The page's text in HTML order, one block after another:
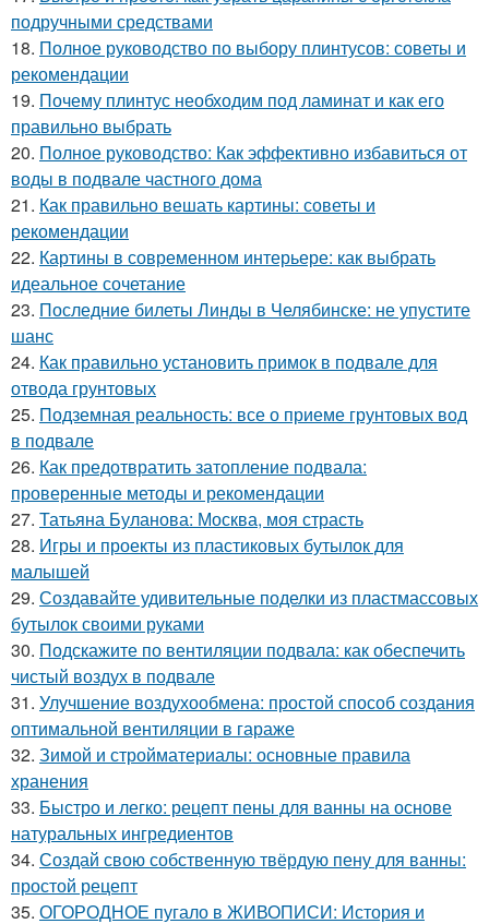
подручными средствами
18. Полное руководство по выбору плинтусов: советы и
рекомендации
19. Почему плинтус необходим под ламинат и как его
правильно выбрать
20. Полное руководство: Как эффективно избавиться от
воды в подвале частного дома
21. Как правильно вешать картины: советы и
рекомендации
22. Картины в современном интерьере: как выбрать
идеальное сочетание
23. Последние билеты Линды в Челябинске: не упустите
шанс
24. Как правильно установить примок в подвале для
отвода грунтовых
25. Подземная реальность: все о приеме грунтовых вод
в подвале
26. Как предотвратить затопление подвала:
проверенные методы и рекомендации
27. Татьяна Буланова: Москва, моя страсть
28. Игры и проекты из пластиковых бутылок для
малышей
29. Создавайте удивительные поделки из пластмассовых
бутылок своими руками
30. Подскажите по вентиляции подвала: как обеспечить
чистый воздух в подвале
31. Улучшение воздухообмена: простой способ создания
оптимальной вентиляции в гараже
32. Зимой и стройматериалы: основные правила
хранения
33. Быстро и легко: рецепт пены для ванны на основе
натуральных ингредиентов
34. Создай свою собственную твёрдую пену для ванны:
простой рецепт
35. ОГОРОДНОЕ пугало в ЖИВОПИСИ: История и